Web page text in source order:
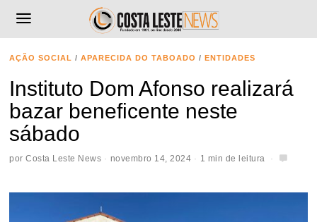
AÇÃO SOCIAL / APARECIDA DO TABOADO / ENTIDADES
Instituto Dom Afonso realizará
bazar beneficente neste
sábado
porCosta Leste News novembro 14, 2024 1 min de leitura